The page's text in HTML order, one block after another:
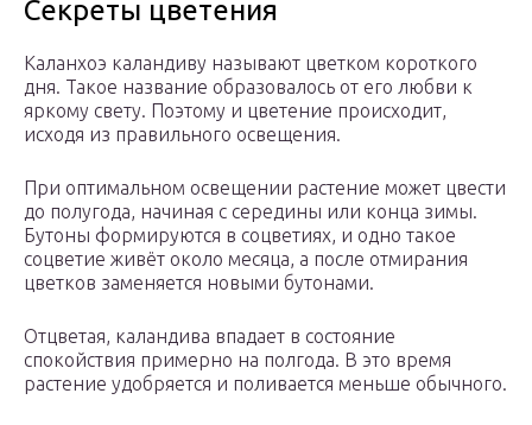
Секреты цветения
Каланхоэ каландиву называют цветком короткого
дня. Такое название образовалось от его любви к
яркому свету. Поэтому и цветение происходит,
исходя из правильного освещения.
При оптимальном освещении растение может цвести
до полугода, начиная с середины или конца зимы.
Бутоны формируются в соцветиях, и одно такое
соцветие живёт около месяца, а после отмирания
цветков заменяется новыми бутонами.
Отцветая, каландива впадает в состояние
спокойствия примерно на полгода. В это время
растение удобряется и поливается меньше обычного.